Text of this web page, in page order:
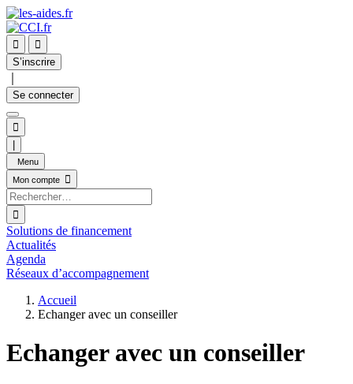


S’inscrire
Se connecter

Menu
Mon compte


Solutions de financement
Actualités
Agenda
Réseaux d’accompagnement
Accueil
Echanger avec un conseiller
Echanger avec un conseiller